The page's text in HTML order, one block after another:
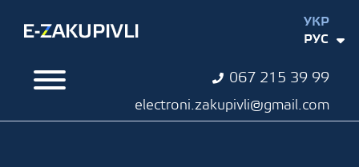
067 215 39 99
electroni.zakupivli@gmail.com
УКР
РУС